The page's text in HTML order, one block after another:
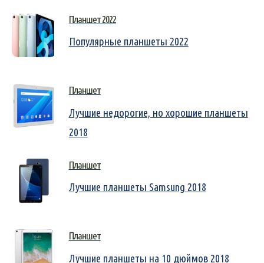
Планшет 2022
Популярные планшеты 2022
Планшет
Лучшие недорогие, но хорошие планшеты
2018
Планшет
Лучшие планшеты Samsung 2018
Планшет
Лучшие планшеты на 10 дюймов 2018